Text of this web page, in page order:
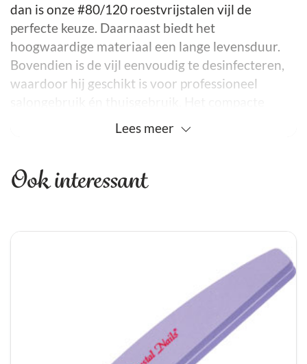
dan is onze #80/120 roestvrijstalen vijl de
perfecte keuze. Daarnaast biedt het
hoogwaardige materiaal een lange levensduur.
Bovendien is de vijl eenvoudig te desinfecteren,
waardoor hij geschikt is voor professioneel
ontwerp ligt prettig in de hand. Daardoor werk je
Uitstekende Duurzaamheid en Kwaliteit
vijl langer mee dan standaard vijlen. Daarnaast
biedt roestvrij staal optimale hygiëne en is hij
bestand tegen roest en slijtage. Daarom is deze
vijl geschikt voor zowel natuurlijke nagels als
inlay nails, acryl of gel. Kortom, het is een
veelzijdige tool voor iedere nagelprofessional.
Lees meer
Ook interessant